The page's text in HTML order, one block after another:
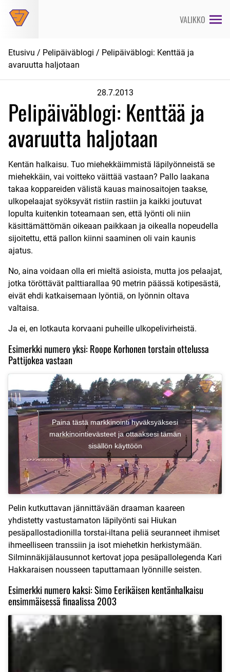
suoraan
VALIKKO
Etusivu / Pelipäiväblogi / Pelipäiväblogi: Kenttää ja
avaruutta haljotaan
28.7.2013
Pelipäiväblogi: Kenttää ja
avaruutta haljotaan
Kentän halkaisu. Tuo miehekkäimmistä läpilyönneistä se
miehekkäin, vai voitteko väittää vastaan? Pallo laakana
takaa koppareiden välistä kauas mainosaitojen taakse,
ulkopelaajat syöksyvät ristiin rastiin ja kaikki joutuvat
lopulta kuitenkin toteamaan sen, että lyönti oli niin
käsittämättömän oikeaan paikkaan ja oikealla nopeudella
sijoitettu, että pallon kiinni saaminen oli vain kaunis
ajatus.
No, aina voidaan olla eri mieltä asioista, mutta jos pelaajat,
jotka töröttävät palttiarallaa 90 metrin päässä kotipesästä,
eivät ehdi katkaisemaan lyöntiä, on lyönnin oltava
valtaisa.
Ja ei, en lotkauta korvaani puheille ulkopelivirheistä.
Esimerkki numero yksi: Roope Korhonen torstain ottelussa
Pattijokea vastaan
Paina tästä markkinointi hyväksyäksesi
markkinointievästeet ja ottaaksesi tämän
sisällön käyttöön
Pelin kutkuttavan jännittävään draaman kaareen
yhdistetty vastustamaton läpilyönti sai Hiukan
pesäpallostadionilla torstai-iltana peliä seuranneet ihmiset
ihmeelliseen transsiin ja isot miehetkin herkistymään.
Silminnäkijälausunnot kertovat jopa pesäpallolegenda Kari
Hakkaraisen nousseen taputtamaan lyönnille seisten.
Esimerkki numero kaksi: Simo Eerikäisen kentänhalkaisu
ensimmäisessä finaalissa 2003